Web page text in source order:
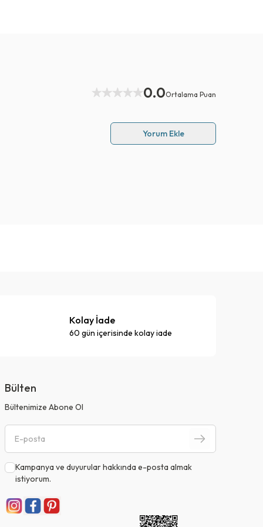
0.0Ortalama Puan
Yorum Ekle
Kolay İade
60 gün içerisinde kolay iade
Bülten
Bültenimize Abone Ol
Kampanya ve duyurular hakkında e-posta almak
istiyorum.